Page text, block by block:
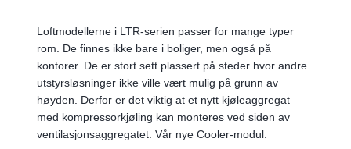
Loftmodellerne i LTR-serien passer for mange typer
rom. De finnes ikke bare i boliger, men også på
kontorer. De er stort sett plassert på steder hvor andre
utstyrsløsninger ikke ville vært mulig på grunn av
høyden. Derfor er det viktig at et nytt kjøleaggregat
med kompressorkjøling kan monteres ved siden av
ventilasjonsaggregatet. Vår nye Cooler-modul: